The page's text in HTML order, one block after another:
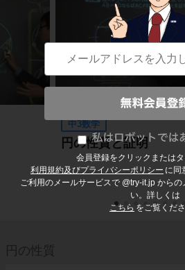
会員登録をクリックまたはタ
利用規約及びプライバシーポリシー に同
ご利用のメールサービスで @try-it.jp から
い。詳しくは
こちら をご覧くださ
円の性質と証明
中3数学
円の性質